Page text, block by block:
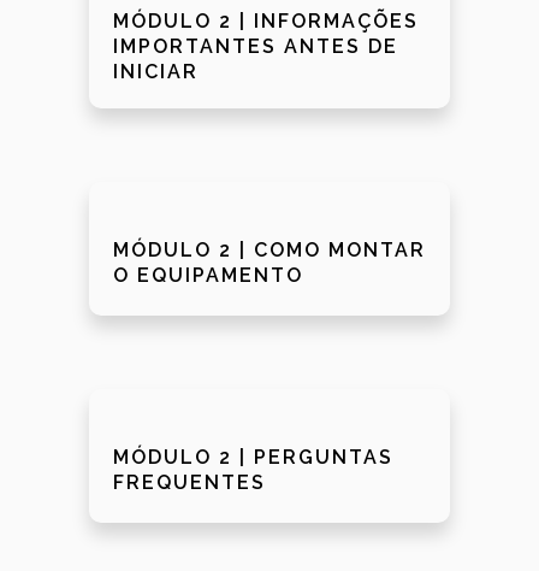
MÓDULO 2 | INFORMAÇÕES
IMPORTANTES ANTES DE
INICIAR
MÓDULO 2 | COMO MONTAR
O EQUIPAMENTO
MÓDULO 2 | PERGUNTAS
FREQUENTES